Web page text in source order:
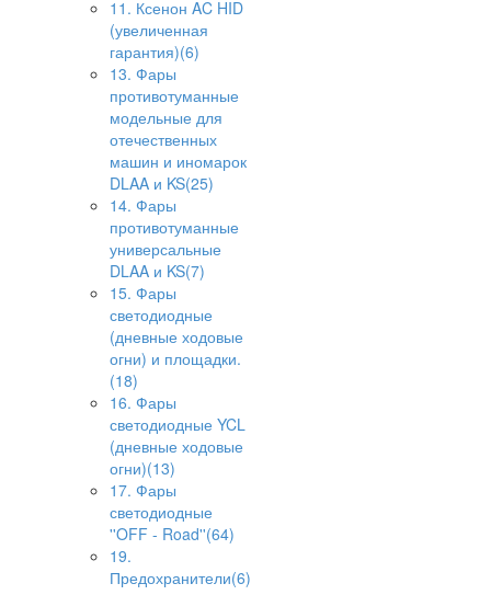
11. Ксенон AC HID
(увеличенная
гарантия)(6)
13. Фары
противотуманные
модельные для
отечественных
машин и иномарок
DLAA и KS(25)
14. Фары
противотуманные
универсальные
DLAA и KS(7)
15. Фары
светодиодные
(дневные ходовые
огни) и площадки.
(18)
16. Фары
светодиодные YCL
(дневные ходовые
огни)(13)
17. Фары
светодиодные
''OFF - Road''(64)
19.
Предохранители(6)